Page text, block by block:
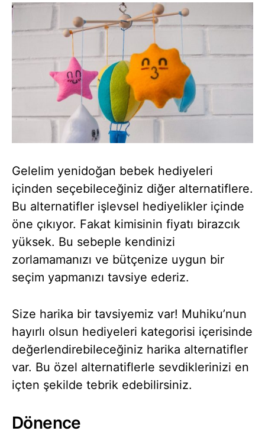
Gelelim yenidoğan bebek hediyeleri
içinden seçebileceğiniz diğer alternatiflere.
Bu alternatifler işlevsel hediyelikler içinde
öne çıkıyor. Fakat kimisinin fiyatı birazcık
yüksek. Bu sebeple kendinizi
zorlamamanızı ve bütçenize uygun bir
seçim yapmanızı tavsiye ederiz.
Size harika bir tavsiyemiz var! Muhiku’nun
hayırlı olsun hediyeleri kategorisi içerisinde
değerlendirebileceğiniz harika alternatifler
var. Bu özel alternatiflerle sevdiklerinizi en
içten şekilde tebrik edebilirsiniz.
Dönence